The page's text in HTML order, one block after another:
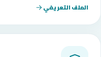
الملف التعريفي